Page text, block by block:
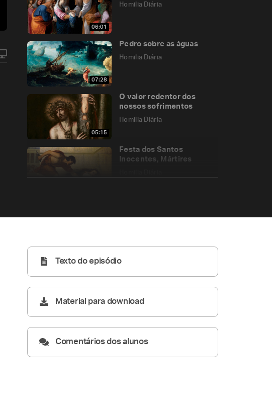
06:01
Homilia Diária
07:28
Pedro sobre as águas
Homilia Diária
05:15
O valor redentor dos
nossos sofrimentos
Homilia Diária
Festa dos Santos
Inocentes, Mártires
Texto do episódio
Material para download
Comentários dos alunos